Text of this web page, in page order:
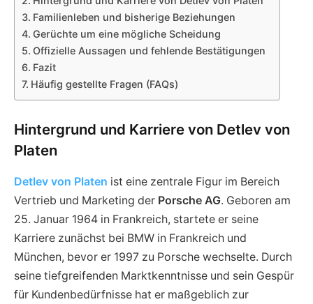
Familienleben und bisherige Beziehungen
Gerüchte um eine mögliche Scheidung
Offizielle Aussagen und fehlende Bestätigungen
Fazit
Häufig gestellte Fragen (FAQs)
Hintergrund und Karriere von Detlev von
Platen
Detlev von Platen ist eine zentrale Figur im Bereich
Vertrieb und Marketing der Porsche AG. Geboren am
25. Januar 1964 in Frankreich, startete er seine
Karriere zunächst bei BMW in Frankreich und
München, bevor er 1997 zu Porsche wechselte. Durch
seine tiefgreifenden Marktkenntnisse und sein Gespür
für Kundenbedürfnisse hat er maßgeblich zur